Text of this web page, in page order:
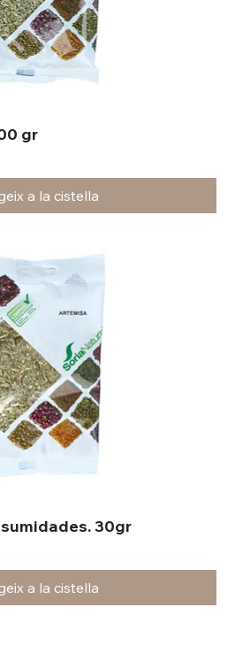
gr
a la cistella
30gr
a la cistella